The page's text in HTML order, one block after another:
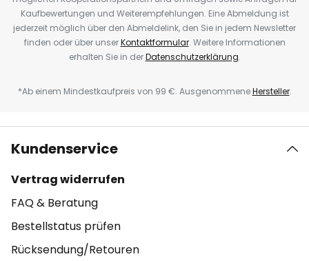
Kaufbewertungen und Weiterempfehlungen. Eine Abmeldung ist
jederzeit möglich über den Abmeldelink, den Sie in jedem Newsletter
finden oder über unserKontaktformular. Weitere Informationen
erhalten Sie in derDatenschutzerklärung.
*Ab einem Mindestkaufpreis von 99 €. AusgenommeneHersteller.
Kundenservice
Vertrag widerrufen
FAQ & Beratung
Bestellstatus prüfen
Rücksendung/Retouren